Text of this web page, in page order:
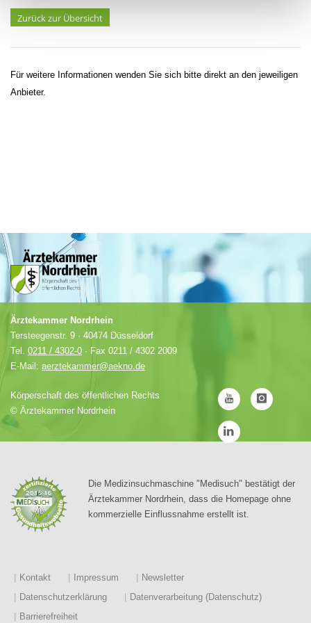
Zurück zur Übersicht
Für weitere Informationen wenden Sie sich bitte direkt an den jeweiligen
Anbieter.
Ärztekammer Nordrhein
Tersteegenstr. 9 · 40474 Düsseldorf
Tel. 0211 / 4302-0 · Fax 0211 / 4302 2009
E-Mail: aerztekammer@aekno.de
Körperschaft des öffentlichen Rechts
© Ärztekammer Nordrhein
Die Medizinsuchmaschine "Medisuch" bestätigt der
Ärztekammer Nordrhein, dass die Homepage ohne
kommerzielle Einflussnahme erstellt ist.
Kontakt Impressum
Newsletter
Datenschutzerklärung
Datenverarbeitung (Datenschutz)
Barrierefreiheit